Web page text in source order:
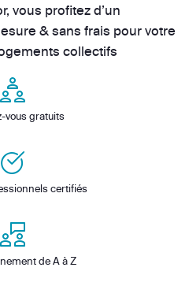
vous profitez d’un
& sans frais pour votre
collectifs
vous gratuits
certifiés
de A à Z